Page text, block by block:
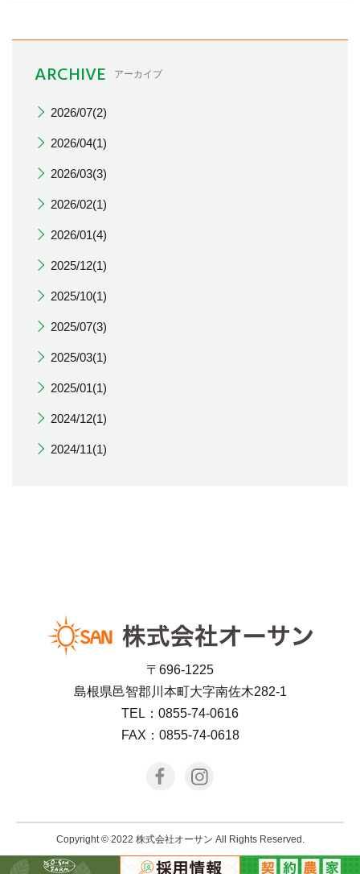
ARCHIVE アーカイブ
2026/07(2)
2026/04(1)
2026/03(3)
2026/02(1)
2026/01(4)
2025/12(1)
2025/10(1)
2025/07(3)
2025/03(1)
2025/01(1)
2024/12(1)
2024/11(1)
〒696-1225
島根県邑智郡川本町大字南佐木282-1
TEL：0855-74-0616
FAX：0855-74-0618
Copyright © 2022 株式会社オーサン All Rights Reserved.